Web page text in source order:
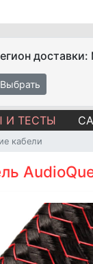
доставки:
Выбрать
И ТЕСТЫ
кабели